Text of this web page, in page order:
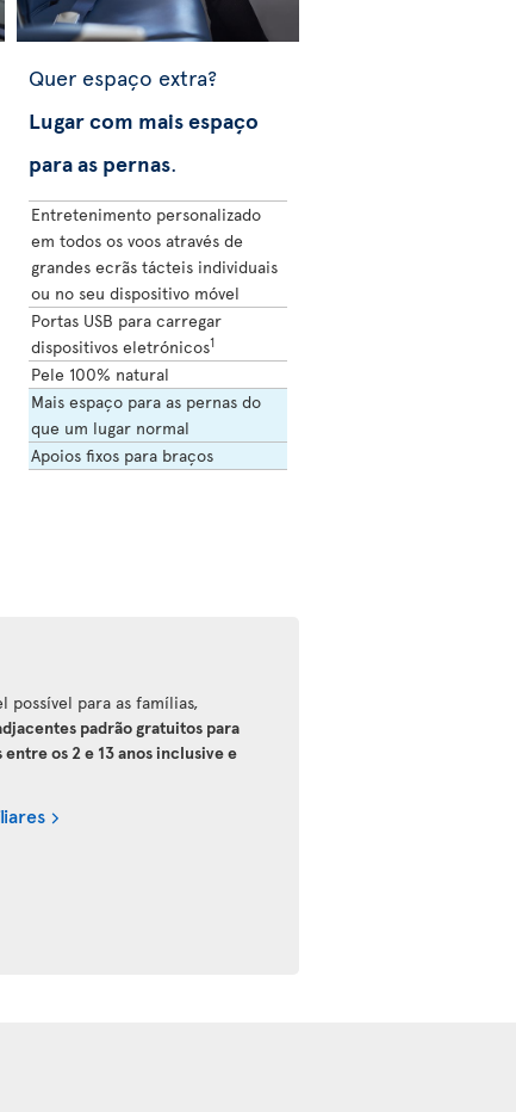
Quer espaço extra?
Lugar com mais espaço
para as pernas.
Entretenimento personalizado
em todos os voos através de
grandes ecrãs tácteis individuais
ou no seu dispositivo móvel
Portas USB para carregar
dispositivos eletrónicos1
Pele 100% natural
Mais espaço para as pernas do
que um lugar normal
Apoios fixos para braços
possível para as famílias,
padrão gratuitos para
os 2 e 13 anos inclusive e